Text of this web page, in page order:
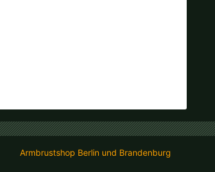
Armbrustshop Berlin und Brandenburg